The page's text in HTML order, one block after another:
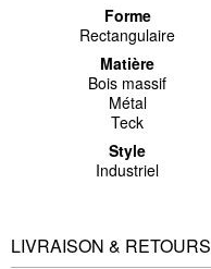
Forme
Rectangulaire
Matière
Bois massif
Métal
Teck
Style
Industriel
LIVRAISON & RETOURS